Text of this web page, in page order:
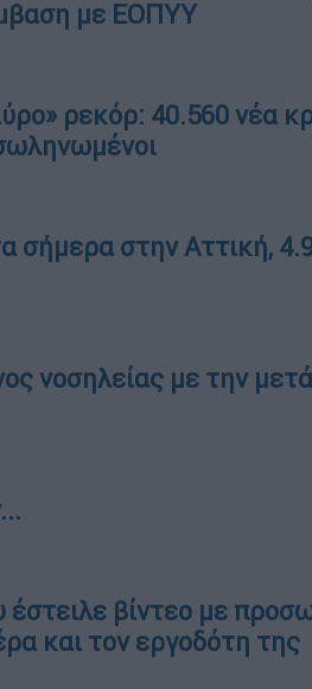
με ΕΟΠΥΥ
ρεκόρ: 40.560 νέα
σήμερα στην Αττική,
νοσηλείας με την
βίντεο με
και τον εργοδότη της